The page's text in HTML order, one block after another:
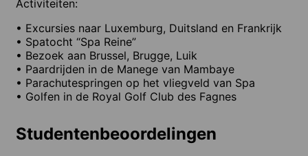
Activiteiten:
• Excursies naar Luxemburg, Duitsland en Frankrijk
• Spatocht “Spa Reine”
• Bezoek aan Brussel, Brugge, Luik
• Paardrijden in de Manege van Mambaye
• Parachutespringen op het vliegveld van Spa
• Golfen in de Royal Golf Club des Fagnes
Studentenbeoordelingen